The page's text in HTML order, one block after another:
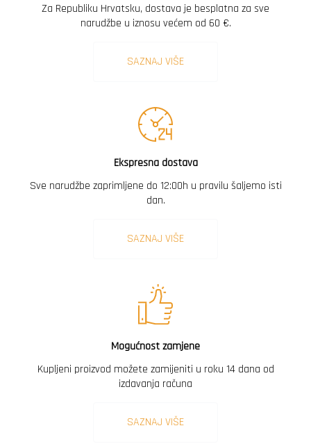
Za Republiku Hrvatsku, dostava je besplatna za sve
narudžbe u iznosu većem od 60 €.
SAZNAJ VIŠE
Ekspresna dostava
Sve narudžbe zaprimljene do 12:00h u pravilu šaljemo isti
dan.
SAZNAJ VIŠE
Mogućnost zamjene
Kupljeni proizvod možete zamijeniti u roku 14 dana od
izdavanja računa
SAZNAJ VIŠE